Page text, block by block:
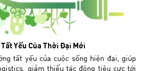
Yếu Của Thời Đại Mới
tất yếu của cuộc sống hiện đại, giúp
giảm thiểu tác động tiêu cực tới